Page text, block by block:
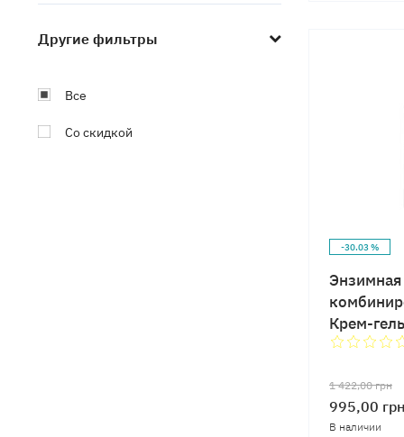
Другие фильтры
Все
Со скидкой
-30.03 %
Крем-
1 422,00грн
995,00 грн
В наличии